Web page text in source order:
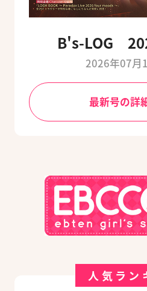
B's-LOG
2026年07月
最新号の詳
人気ラン